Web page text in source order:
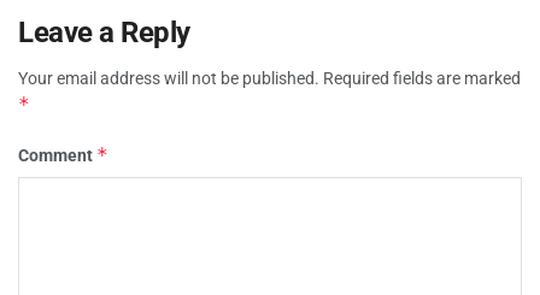
Leave a Reply
Your email address will not be published. Required fields are marked
*
Comment *